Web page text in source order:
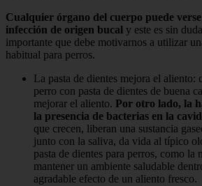
Cualquier órgano del cuerpo puede
infección de origen bucal y este es sin
importante que debe motivarnos a utilizar
habitual para perros.
La pasta de dientes mejora el aliento:
perro con pasta de dientes de buena
mejorar el aliento. Por otro lado, la
la presencia de bacterias en la
que crecen, liberan una sustancia
junto con la saliva, da vida al típico
pasta de dientes para perros, como la
mantener un ambiente saludable
agradable efecto de un aliento fresco.